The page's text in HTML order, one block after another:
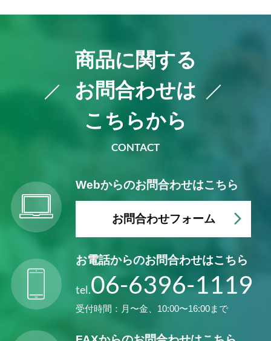
商品に関する
お問合わせは
こちらから
CONTACT
Webからのお問合わせはこちら
お問合わせフォーム
お電話からのお問合わせはこちら
tel.06-6396-1119
受付時間：月〜金、10:00〜16:00まで